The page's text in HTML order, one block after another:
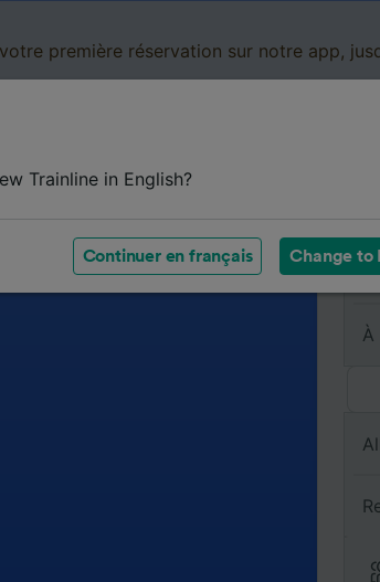
première réservation sur notre app,
À
Trainline in English?
Continuer en français Change to